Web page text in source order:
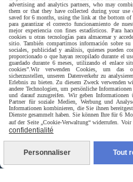
advertising and analytics partners, who may
them or that they have collected during your use
saved for 6 months, using the link at the bottom of
para garantizar el correcto funcionamiento de
mejor experiencia con fines estadísticos. Para
cookies u otras tecnologías para almacenar y
sitio. También compartimos información sobre
sociales, publicidad y análisis, quienes pueden
proporcionado o que hayan recopilado durante el
guardado durante 6 meses, utilizando el enlace
cookies”. Wir verwenden Cookies, um das
sicherzustellen, unseren Datenverkehr zu
Erlebnis zu bieten. Zu diesem Zweck verwenden
andere Technologien, um persönliche
und darauf zuzugreifen. Wir geben Informationen
Partner für soziale Medien, Werbung und
Informationen kombinieren, die Sie ihnen
Dienste gesammelt haben. Sie können Ihre für 6
auf der Seite „Cookie-Verwaltung“ widerrufen.
confidentialité
Personnaliser Tout